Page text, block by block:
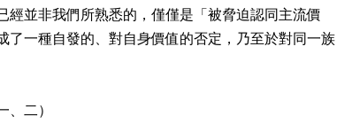
經並非我們所熟悉的，僅僅是「被脅迫認同主流價
了一種自發的、對自身價值的否定，乃至於對同一族
、二）